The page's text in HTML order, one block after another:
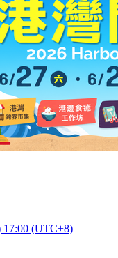
17:00 (UTC+8)